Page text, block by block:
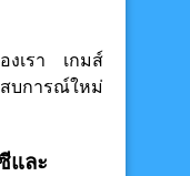
งเรา เกมส์
บการณ์ใหม่
และ